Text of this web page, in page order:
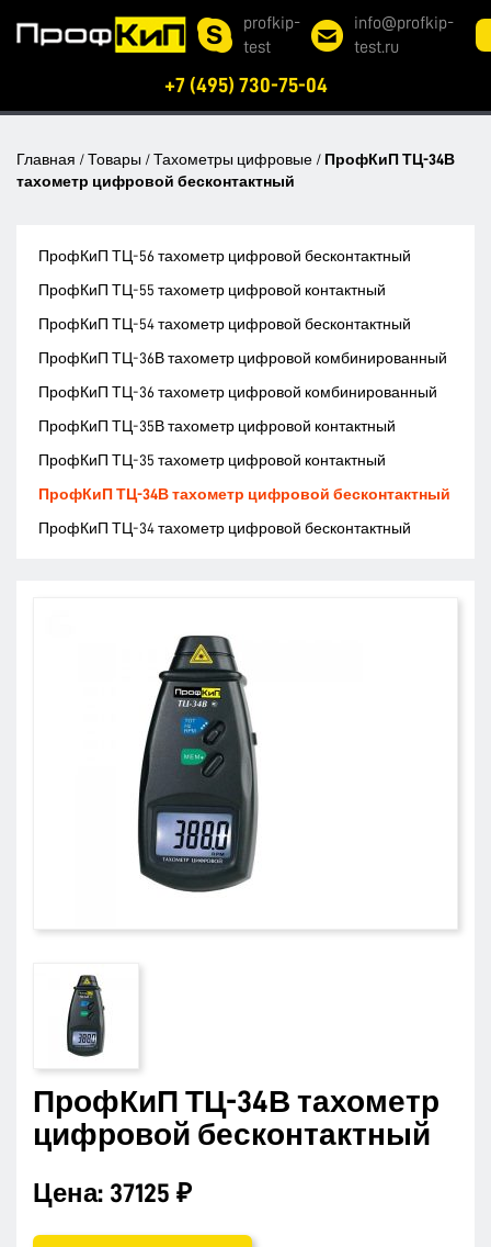
profkip-
test
info@profkip-
test.ru
+7 (495) 730-75-04
Главная / Товары / Тахометры цифровые / ПрофКиП ТЦ-34В
тахометр цифровой бесконтактный
ПрофКиП ТЦ-56 тахометр цифровой бесконтактный
ПрофКиП ТЦ-55 тахометр цифровой контактный
ПрофКиП ТЦ-54 тахометр цифровой бесконтактный
ПрофКиП ТЦ-36В тахометр цифровой комбинированный
ПрофКиП ТЦ-36 тахометр цифровой комбинированный
ПрофКиП ТЦ-35В тахометр цифровой контактный
ПрофКиП ТЦ-35 тахометр цифровой контактный
ПрофКиП ТЦ-34В тахометр цифровой бесконтактный
ПрофКиП ТЦ-34 тахометр цифровой бесконтактный
ПрофКиП ТЦ-34В тахометр
цифровой бесконтактный
Цена: 37125 ₽